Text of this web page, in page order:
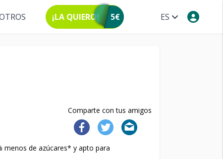
ES
¡LA QUIERO! 5€
Comparte con tus amigos
menos de azúcares* y apto para